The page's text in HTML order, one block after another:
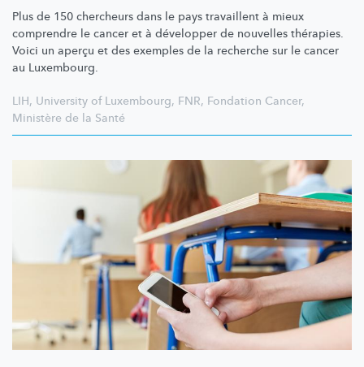
Plus de 150 chercheurs dans le pays travaillent à mieux
comprendre le cancer et à développer de nouvelles thérapies.
Voici un aperçu et des exemples de la recherche sur le cancer
au Luxembourg.
LIH, University of Luxembourg, FNR, Fondation Cancer,
Ministère de la Santé